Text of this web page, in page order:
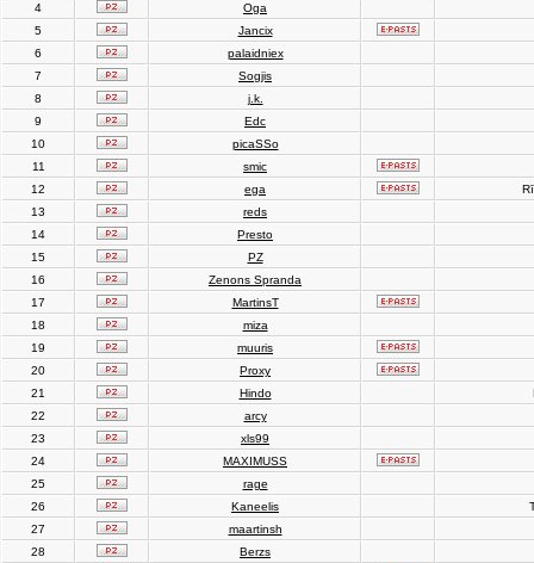
4
Oga
5
Jancix
6
palaidniex
7
Sogjis
8
j.k.
9
Edc
10
picaSSo
11
smic
12
ega
13
reds
14
Presto
15
PZ
16
Zenons Spranda
17
MartinsT
18
miza
19
muuris
20
Proxy
21
Hindo
22
arcy
23
xls99
24
MAXIMUSS
25
rage
26
Kaneelis
27
maartinsh
28
Berzs